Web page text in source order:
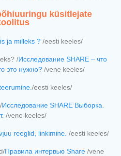
küsitlejate
ja milleks ? /eesti keeles/
/Исследование SHARE – что
это нужно? /vene keeles/
/eesti keeles/
Исследование SHARE Выборка.
/vene keeles/
reeglid, linkimine. /eesti keeles/
Правила интервью Share/vene